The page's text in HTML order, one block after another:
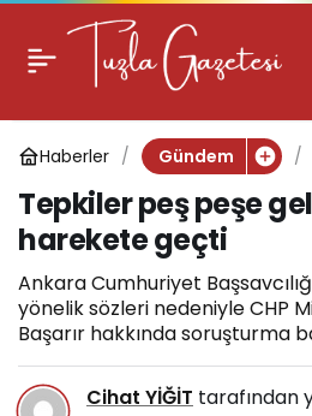
Haberler Gündem
Tepkiler peş peşe
harekete geçti
Ankara Cumhuriyet
yönelik sözleri nedeniyle CHP
Başarır hakkında soruşturma
Cihat YİĞİT tarafından
Tepkiler peş peşe
gelmişti!Savcılık
harekete geçti